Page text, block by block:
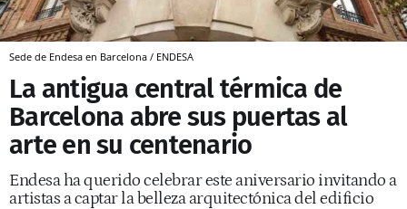
Sede de Endesa en Barcelona / ENDESA
La antigua central térmica de
Barcelona abre sus puertas al
arte en su centenario
Endesa ha querido celebrar este aniversario invitando a
artistas a captar la belleza arquitectónica del edificio